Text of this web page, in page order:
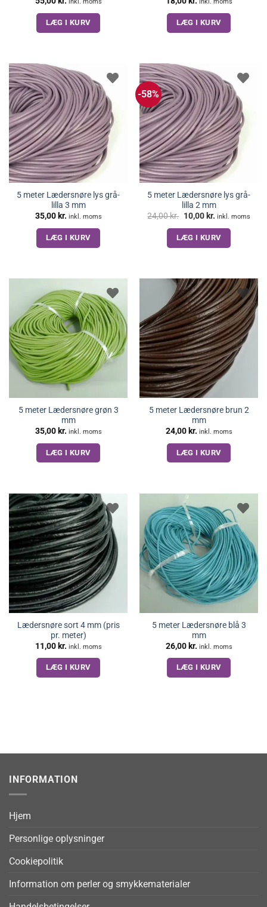
inkl. moms
LÆG I KURV
inkl. moms
LÆG I KURV
5 meter Lædersnøre lys grå-
lilla 3 mm
35,00 kr. inkl. moms
LÆG I KURV
-58%
5 meter Lædersnøre lys grå-
lilla 2 mm
24,00kr. Den
oprindelige
pris
var:
24,00 kr..
10,00 kr.Den
pris
er:
10,00 kr..
inkl. moms
LÆG I KURV
5 meter Lædersnøre grøn 3
mm
35,00 kr. inkl. moms
LÆG I KURV
5 meter Lædersnøre brun 2
mm
24,00 kr. inkl. moms
LÆG I KURV
Lædersnøre sort 4 mm (pris
pr. meter)
11,00 kr. inkl. moms
LÆG I KURV
5 meter Lædersnøre blå 3
mm
26,00 kr. inkl. moms
LÆG I KURV
INFORMATION
Hjem
Personlige oplysninger
Cookiepolitik
Information om perler og smykkematerialer